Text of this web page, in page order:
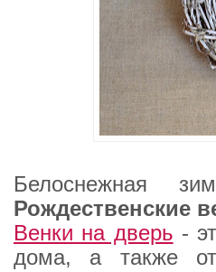
Белоснежная
Рождественские
Венки на дверь -
дома, а также